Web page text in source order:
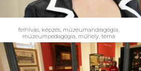
felhívás, képzés, múzeumandragógia,
múzeumpedagógia, műhely, téma